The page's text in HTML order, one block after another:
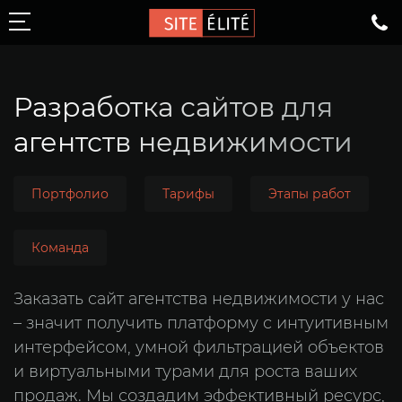
Разработка сайтов для
агентств недвижимости
Портфолио Тарифы Этапы работ
Команда
Заказать сайт агентства недвижимости у нас
– значит получить платформу с интуитивным
интерфейсом, умной фильтрацией объектов
и виртуальными турами для роста ваших
продаж. Мы создадим эффективный ресурс,
Создание сайтов
Сайты-каталоги
Сайты для застройщиков
Сайты для стоматологий
Одностраничник
Перенос сайтов с конструкторов